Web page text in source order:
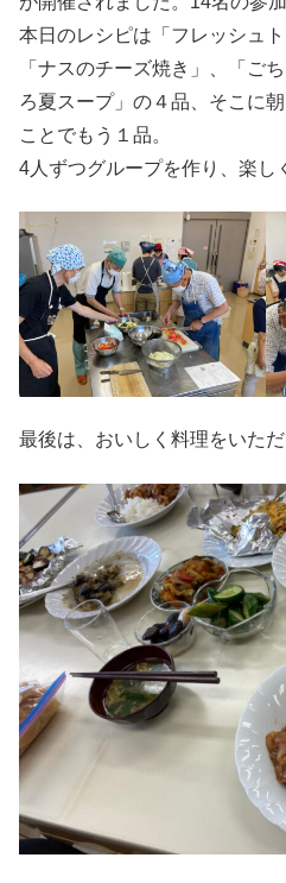
本日のレシピは「フレッシュ
「ナスのチーズ焼き」、「ご
ろ夏スープ」の４品、そこに
ことでもう１品。
4人ずつグループを作り、楽し
最後は、おいしく料理をいただ